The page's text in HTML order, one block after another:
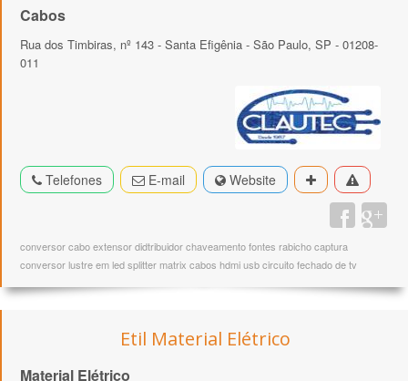
Cabos
Rua dos Timbiras, nº 143 - Santa Efigênia - São Paulo, SP - 01208-
011
Telefones E-mail Website
conversor cabo extensor didtribuidor chaveamento fontes rabicho captura
conversor lustre em led splitter matrix cabos hdmi usb circuito fechado de tv
Etil Material Elétrico
Material Elétrico